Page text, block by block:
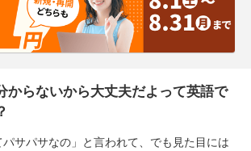
からないから大丈夫だよって英語で
パサパサなの」と言われて、でも見た目には